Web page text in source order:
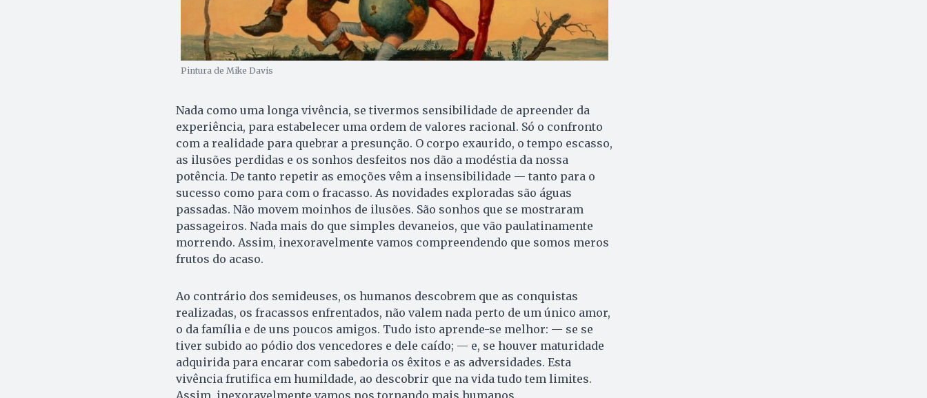
Pintura de Mike Davis
Nada como uma longa vivência, se tivermos sensibilidade de apreender da
experiência, para estabelecer uma ordem de valores racional. Só o confronto
com a realidade para quebrar a presunção. O corpo exaurido, o tempo escasso,
as ilusões perdidas e os sonhos desfeitos nos dão a modéstia da nossa
potência. De tanto repetir as emoções vêm a insensibilidade — tanto para o
sucesso como para com o fracasso. As novidades exploradas são águas
passadas. Não movem moinhos de ilusões. São sonhos que se mostraram
passageiros. Nada mais do que simples devaneios, que vão paulatinamente
morrendo. Assim, inexoravelmente vamos compreendendo que somos meros
frutos do acaso.
Ao contrário dos semideuses, os humanos descobrem que as conquistas
realizadas, os fracassos enfrentados, não valem nada perto de um único amor,
o da família e de uns poucos amigos. Tudo isto aprende-se melhor: — se se
tiver subido ao pódio dos vencedores e dele caído; — e, se houver maturidade
adquirida para encarar com sabedoria os êxitos e as adversidades. Esta
vivência frutifica em humildade, ao descobrir que na vida tudo tem limites.